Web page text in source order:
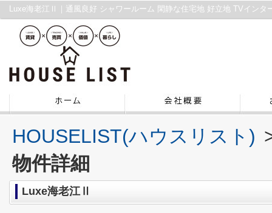
HOUSELIST(ハウスリスト)
物件詳細
Luxe海老江Ⅱ